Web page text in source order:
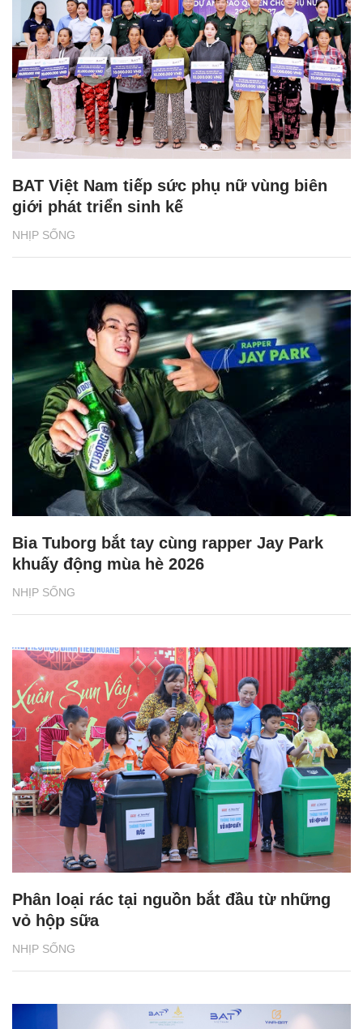
NHỊP SỐNG
BAT Việt Nam tiếp sức phụ nữ vùng biên
giới phát triển sinh kế
NHỊP SỐNG
Bia Tuborg bắt tay cùng rapper Jay Park
khuấy động mùa hè 2026
NHỊP SỐNG
Phân loại rác tại nguồn bắt đầu từ những
vỏ hộp sữa